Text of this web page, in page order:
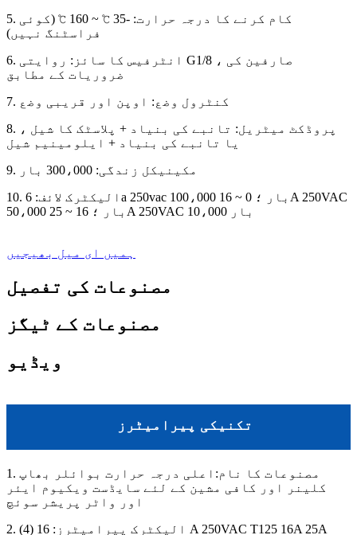
5. کام کرنے کا درجہ حرارت: -35 ℃ ~ 160 ℃ (کوئی
فراسٹنگ نہیں)
6. انٹرفیس کا سائز: روایتی G1/8 ، صارفین کی
ضروریات کے مطابق
7. کنٹرول وضع: اوپن اور قریبی وضع
8. پروڈکٹ میٹریل: تانبے کی بنیاد + پلاسٹک کا شیل ،
یا تانبے کی بنیاد + ایلومینیم شیل
9. مکینیکل زندگی: 300،000 بار
10. الیکٹرک لائف: 6a 250vac 100،000 بار ؛ 0 ~ 16A 250VAC
50،000 بار ؛ 16 ~ 25A 250VAC 10،000 بار
ہمیں ای میل بھیجیں
مصنوعات کی تفصیل
مصنوعات کے ٹیگز
ویڈیو
تکنیکی پیرامیٹرز
1. مصنوعات کا نام: اعلی درجہ حرارت بوائلر بھاپ
کلینر اور کافی مشین کے لئے سایڈست ویکیوم ایئر
اور واٹر پریشر سوئچ
2. الیکٹرک پیرامیٹرز: 16 (4) A 250VAC T125 16A 25A